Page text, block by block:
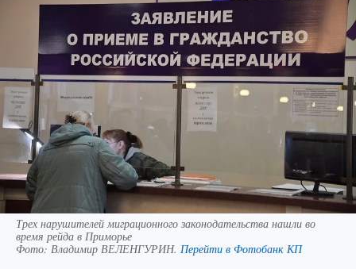
Трех нарушителей миграционного законодательства нашли во
время рейда в Приморье
Фото: Владимир ВЕЛЕНГУРИН. Перейти в Фотобанк КП